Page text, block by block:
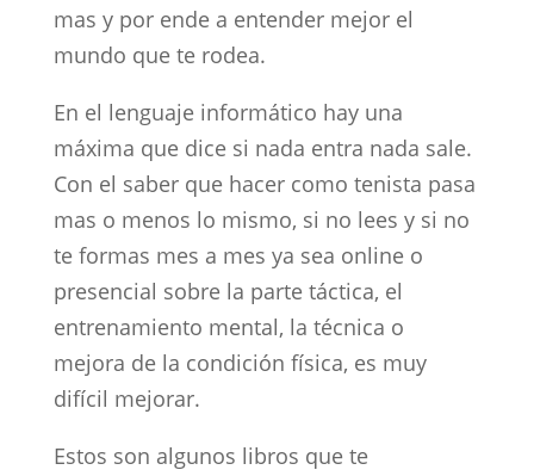
mas y por ende a entender mejor el
mundo que te rodea.
En el lenguaje informático hay una
máxima que dice si nada entra nada sale.
Con el saber que hacer como tenista pasa
mas o menos lo mismo, si no lees y si no
te formas mes a mes ya sea online o
presencial sobre la parte táctica, el
entrenamiento mental, la técnica o
mejora de la condición física, es muy
difícil mejorar.
Estos son algunos libros que te